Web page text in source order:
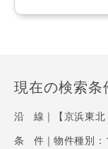
現在の検索条
沿 線｜ 【京浜東
条 件｜ 物件種別